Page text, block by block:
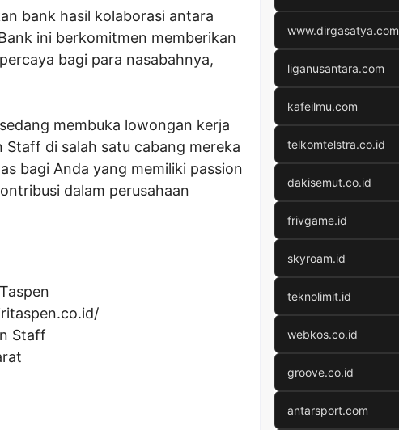
bank hasil kolaborasi antara
ini berkomitmen memberikan
bagi para nasabahnya,
membuka lowongan kerja
di salah satu cabang mereka
bagi Anda yang memiliki passion
dalam perusahaan
Staff
www.dirgasatya.com
liganusantara.com
kafeilmu.com
telkomtelstra.co.id
dakisemut.co.id
frivgame.id
skyroam.id
teknolimit.id
webkos.co.id
groove.co.id
antarsport.com